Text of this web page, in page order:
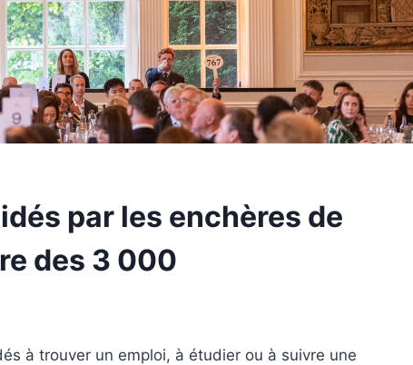
par les enchères de
des 3 000
à trouver un emploi, à étudier ou à suivre une